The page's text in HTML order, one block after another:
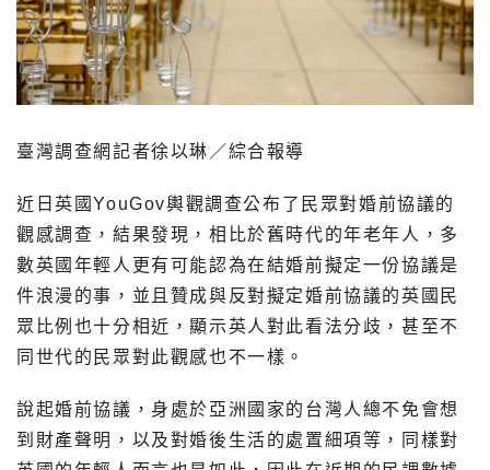
臺灣調查網記者徐以琳／綜合報導
近日英國YouGov輿觀調查公布了民眾對婚前協議的
觀感調查，結果發現，相比於舊時代的年老年人，多
數英國年輕人更有可能認為在結婚前擬定一份協議是
件浪漫的事，並且贊成與反對擬定婚前協議的英國民
眾比例也十分相近，顯示英人對此看法分歧，甚至不
同世代的民眾對此觀感也不一樣。
說起婚前協議，身處於亞洲國家的台灣人總不免會想
到財產聲明，以及對婚後生活的處置細項等，同樣對